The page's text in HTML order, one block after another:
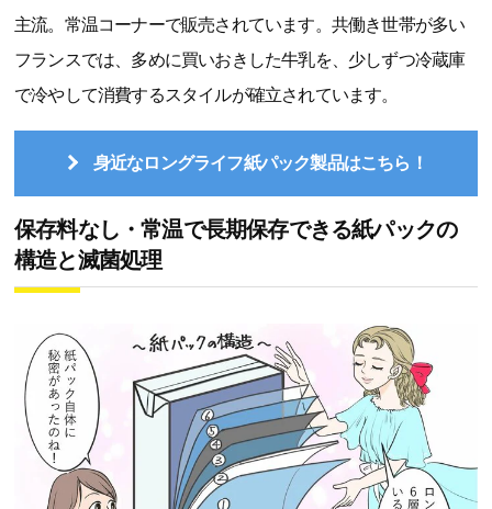
主流。常温コーナーで販売されています。共働き世帯が多い
フランスでは、多めに買いおきした牛乳を、少しずつ冷蔵庫
で冷やして消費するスタイルが確立されています。
身近なロングライフ紙パック製品はこちら！
保存料なし・常温で長期保存できる紙パックの
構造と滅菌処理